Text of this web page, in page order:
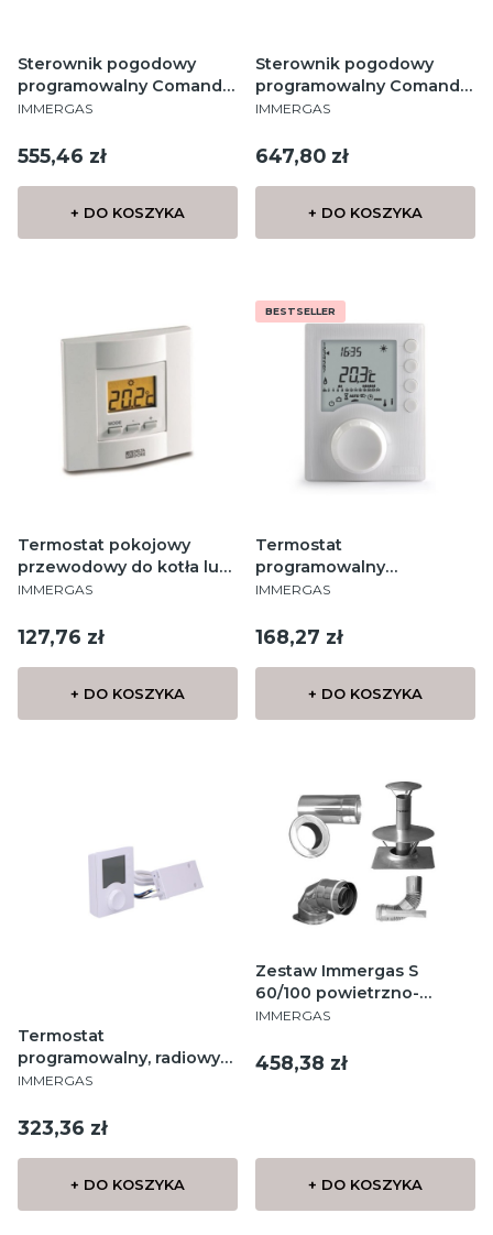
Sterownik pogodowy
programowalny Comando
Amico Remoto v2
PRODUCENT
IMMERGAS
Cena
555,46 zł
+ DO KOSZYKA
Sterownik pogodowy
programowalny Comando
Amico Remoto v2 + sonda
PRODUCENT
IMMERGAS
Cena
647,80 zł
+ DO KOSZYKA
Termostat pokojowy
przewodowy do kotła lub
nie rewersyjnej pompy
PRODUCENT
IMMERGAS
Cena
127,76 zł
+ DO KOSZYKA
BESTSELLER
Termostat
programowalny
przewodowy do kotła lub
ciepła TYBOX 117+
PRODUCENT
IMMERGAS
Cena
168,27 zł
+ DO KOSZYKA
Termostat
programowalny, radiowy
TYBOX 137 + do kotła lub
ciepła
PRODUCENT
IMMERGAS
Cena
323,36 zł
+ DO KOSZYKA
Zestaw Immergas S
60/100 powietrzno-
spalinowy srebrny do
PRODUCENT
IMMERGAS
Cena
458,38 zł
+ DO KOSZYKA